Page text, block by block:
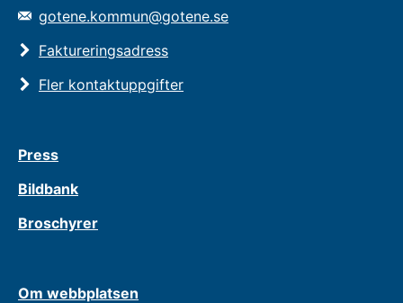
gotene.kommun@gotene.se
Faktureringsadress
Fler kontaktuppgifter
Press
Bildbank
Broschyrer
Om webbplatsen